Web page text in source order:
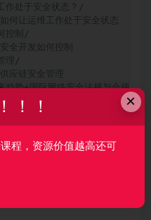
处于安全状态？/
运维工作处于安全状态
控制/
开发如何控制
理/
链安全管理
势+国际网络安全法规与合规/
术及未来趋势&国际网络安全法
及用户发布，如对资源有争
×
！！
程，资源价值越高还可